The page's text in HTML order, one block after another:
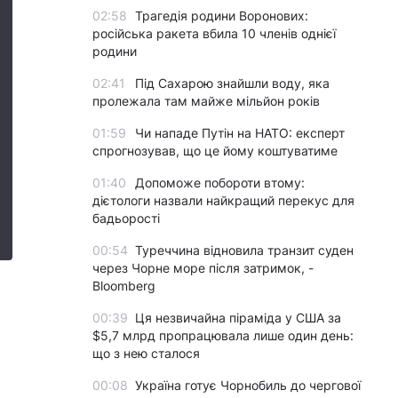
02:58 Трагедія родини Воронових:
російська ракета вбила 10 членів однієї
родини
02:41
Під Сахарою знайшли воду, яка
пролежала там майже мільйон років
01:59
Чи нападе Путін на НАТО: експерт
спрогнозував, що це йому коштуватиме
01:40
Допоможе побороти втому:
дієтологи назвали найкращий перекус для
бадьорості
00:54 Туреччина відновила транзит суден
через Чорне море після затримок, -
Bloomberg
00:39 Ця незвичайна піраміда у США за
$5,7 млрд пропрацювала лише один день:
що з нею сталося
00:08 Україна готує Чорнобиль до чергової